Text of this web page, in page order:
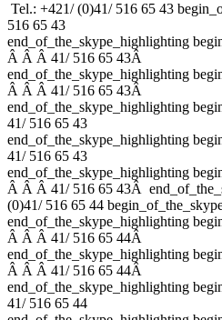
Tel.: +421/ (0)41/ 516 65 43
516 65 43
end_of_the_skype_highlighting
Â Â Â 41/ 516 65 43Â
end_of_the_skype_highlighting
Â Â Â 41/ 516 65 43Â
end_of_the_skype_highlighting
41/ 516 65 43
end_of_the_skype_highlighting
41/ 516 65 43
end_of_the_skype_highlighting
Â Â Â 41/ 516 65 43Â
(0)41/ 516 65 44
end_of_the_skype_highlighting
Â Â Â 41/ 516 65 44Â
end_of_the_skype_highlighting
Â Â Â 41/ 516 65 44Â
end_of_the_skype_highlighting
41/ 516 65 44